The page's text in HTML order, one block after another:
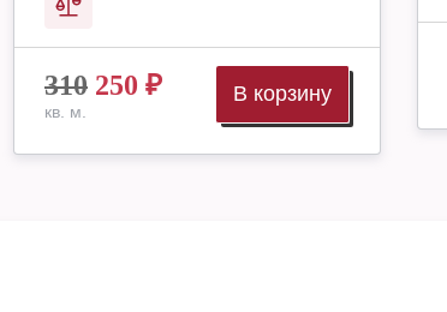
310 250 ₽
кв. м.
В корзину